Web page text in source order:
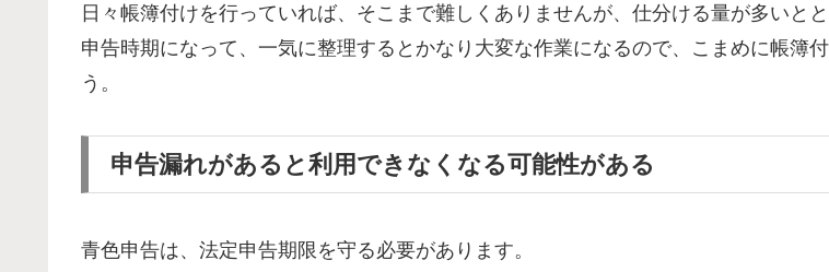
日々帳簿付けを行っていれば、そこまで難しくありませんが、仕分ける量が多いとと
申告時期になって、一気に整理するとかなり大変な作業になるので、こまめに帳簿
う。
申告漏れがあると利用できなくなる可能性がある
青色申告は、法定申告期限を守る必要があります。